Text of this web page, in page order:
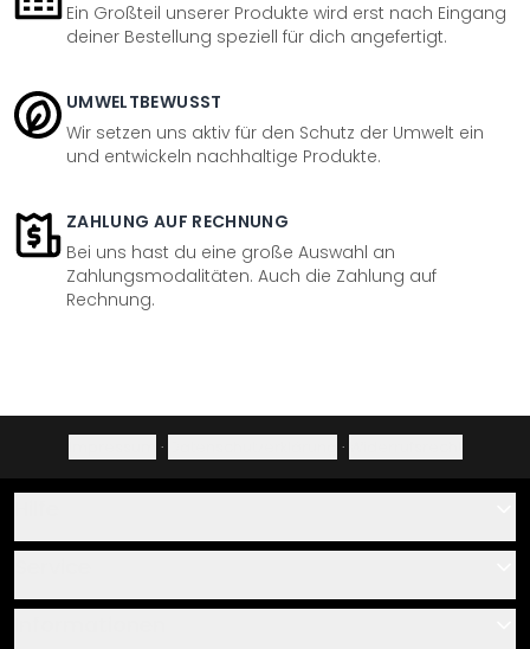
Ein Großteil unserer Produkte wird erst nach Eingang
deiner Bestellung speziell für dich angefertigt.
UMWELTBEWUSST
Wir setzen uns aktiv für den Schutz der Umwelt ein
und entwickeln nachhaltige Produkte.
ZAHLUNG AUF RECHNUNG
Bei uns hast du eine große Auswahl an
Zahlungsmodalitäten. Auch die Zahlung auf
Rechnung.
· ·
Über uns